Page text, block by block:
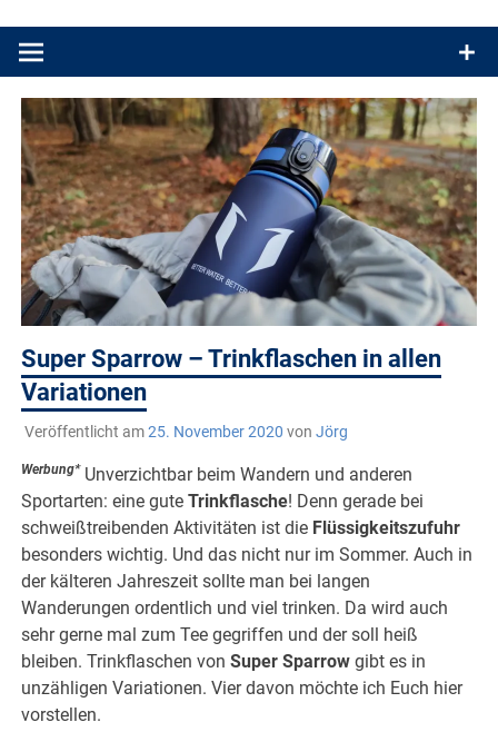
Produkttests und Buchrezensionen. Ein Blog für alle, die gern
Super Sparrow – Trinkflaschen in allen
Variationen
Veröffentlicht am25. November 2020 von Jörg
Werbung* Unverzichtbar beim Wandern und anderen
Sportarten: eine guteTrinkflasche! Denn gerade bei
schweißtreibenden Aktivitäten ist die Flüssigkeitszufuhr
besonders wichtig. Und das nicht nur im Sommer. Auch in
der kälteren Jahreszeit sollte man bei langen
Wanderungen ordentlich und viel trinken. Da wird auch
sehr gerne mal zum Tee gegriffen und der soll heiß
bleiben. Trinkflaschen vonSuper Sparrow gibt es in
unzähligen Variationen. Vier davon möchte ich Euch hier
vorstellen.